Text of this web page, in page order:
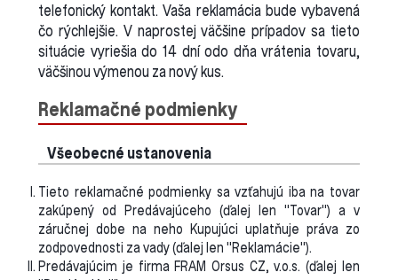
telefonický kontakt. Vaša reklamácia bude vybavená
čo rýchlejšie. V naprostej väčšine prípadov sa tieto
situácie vyriešia do 14 dní odo dňa vrátenia tovaru,
väčšinou výmenou za nový kus.
Reklamačné podmienky
Všeobecné ustanovenia
Tieto reklamačné podmienky sa vzťahujú iba na tovar
zakúpený od Predávajúceho (ďalej len "Tovar") a v
záručnej dobe na neho Kupujúci uplatňuje práva zo
zodpovednosti za vady (ďalej len "Reklamácie").
Predávajúcim je firma FRAM Orsus CZ, v.o.s. (ďalej len